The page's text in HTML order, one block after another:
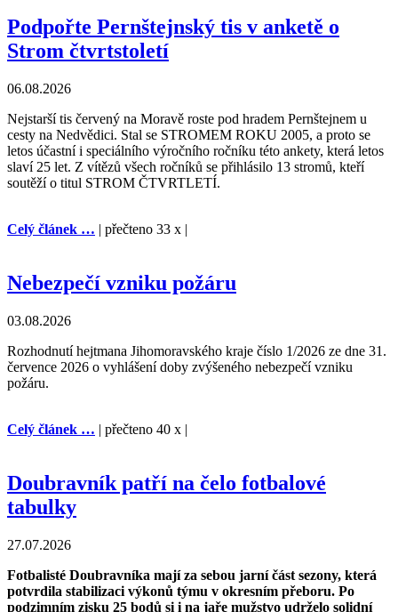
Podpořte Pernštejnský tis v anketě o
Strom čtvrtstoletí
06.08.2026
Nejstarší tis červený na Moravě roste pod hradem Pernštejnem u
cesty na Nedvědici. Stal se STROMEM ROKU 2005, a proto se
letos účastní i speciálního výročního ročníku této ankety, která letos
slaví 25 let. Z vítězů všech ročníků se přihlásilo 13 stromů, kteří
soutěží o titul STROM ČTVRTLETÍ.
Celý článek … | přečteno 33 x |
Nebezpečí vzniku požáru
03.08.2026
Rozhodnutí hejtmana Jihomoravského kraje číslo 1/2026 ze dne 31.
července 2026 o vyhlášení doby zvýšeného nebezpečí vzniku
požáru.
Celý článek … | přečteno 40 x |
Doubravník patří na čelo fotbalové
tabulky
27.07.2026
Fotbalisté Doubravníka mají za sebou jarní část sezony, která
potvrdila stabilizaci výkonů týmu v okresním přeboru. Po
podzimním zisku 25 bodů si i na jaře mužstvo udrželo solidní